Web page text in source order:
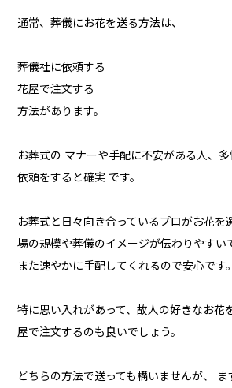
通常、葬儀にお花を送る方法は、
葬儀社に依頼する
花屋で注文する
方法があります。
お葬式の マナーや手配に不安がある人、
依頼をすると確実 です。
お葬式と日々向き合っているプロがお花を
場の規模や葬儀のイメージが伝わりやすい
また速やかに手配してくれるので安心です。
特に思い入れがあって、故人の好きなお花
屋で注文するのも良いでしょう。
どちらの方法で送っても構いませんが、